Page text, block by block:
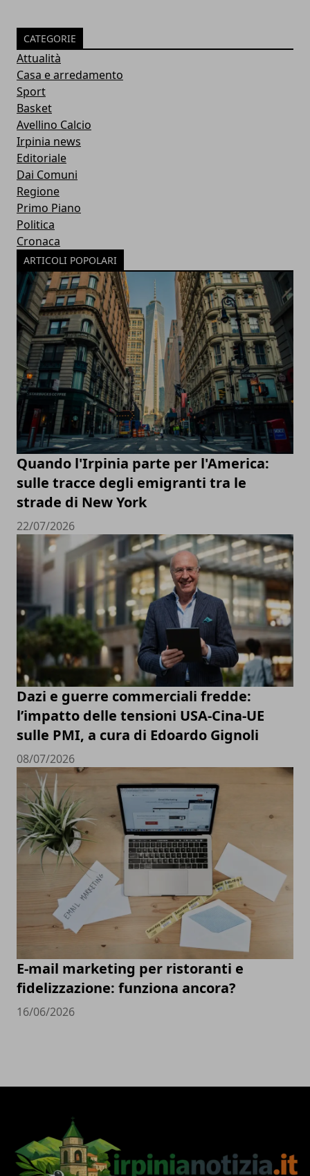
CATEGORIE
Attualità
Casa e arredamento
Sport
Basket
Avellino Calcio
Irpinia news
Editoriale
Dai Comuni
Regione
Primo Piano
Politica
Cronaca
ARTICOLI POPOLARI
Quando l'Irpinia parte per l'America:
sulle tracce degli emigranti tra le
strade di New York
22/07/2026
Dazi e guerre commerciali fredde:
l’impatto delle tensioni USA-Cina-UE
sulle PMI, a cura di Edoardo Gignoli
08/07/2026
E-mail marketing per ristoranti e
fidelizzazione: funziona ancora?
16/06/2026